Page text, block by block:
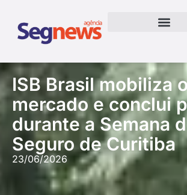
ISB Brasil mobiliza o
mercado e conclui
durante a Semana
Seguro de Curitiba
23/06/2026